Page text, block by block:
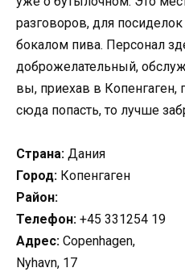
разговоров, для
бокалом пива. Персонал
доброжелательный,
вы, приехав в Копенгаген,
сюда попасть, то лучше
Страна: Дания
Город: Копенгаген
Район:
Телефон: +45 331254 19
Адрес: Copenhagen,
Nyhavn, 17